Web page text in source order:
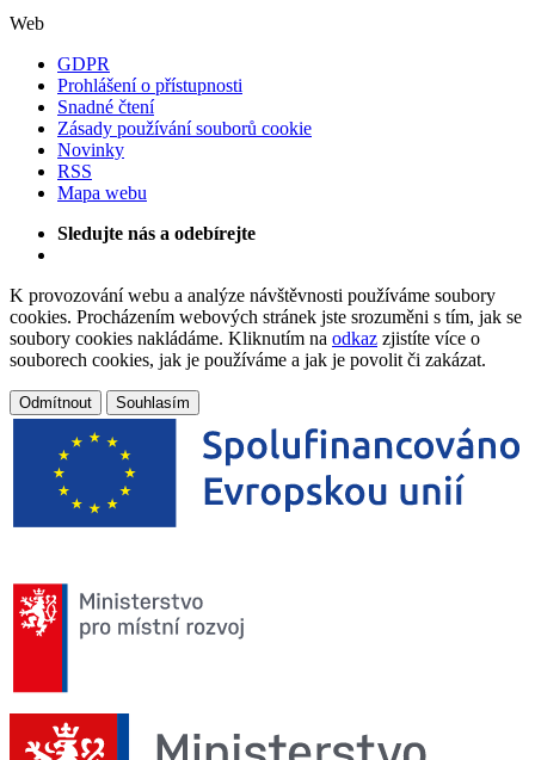
Web
GDPR
Prohlášení o přístupnosti
Snadné čtení
Zásady používání souborů cookie
Novinky
RSS
Mapa webu
Sledujte nás a odebírejte
K provozování webu a analýze návštěvnosti používáme soubory
cookies. Procházením webových stránek jste srozuměni s tím, jak se
soubory cookies nakládáme. Kliknutím na odkaz zjistíte více o
souborech cookies, jak je používáme a jak je povolit či zakázat.
Odmítnout Souhlasím